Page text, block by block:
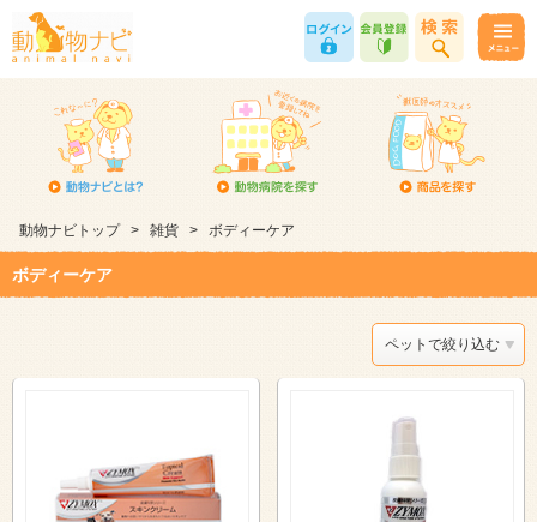
動物ナビトップ > 雑貨 > ボディーケア
ボディーケア
ペットで絞り込む